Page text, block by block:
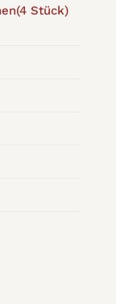
Stück)